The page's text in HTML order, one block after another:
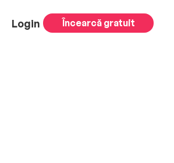
Login Încearcă gratuit